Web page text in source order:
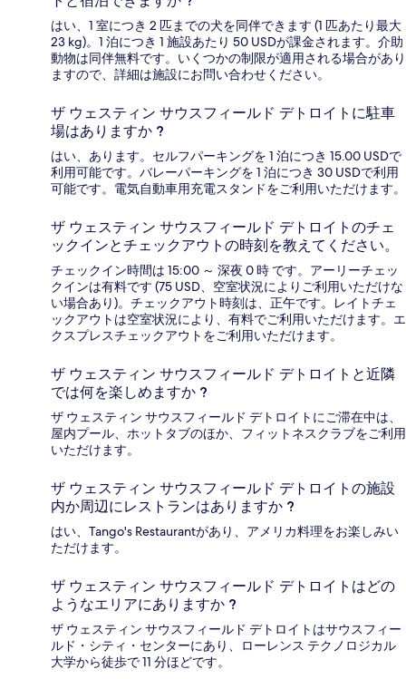
はい、1 室につき 2 匹までの犬を同伴できます (1 匹あたり最大
23 kg)。1 泊につき 1 施設あたり 50 USDが課金されます。介助
動物は同伴無料です。いくつかの制限が適用される場合があり
ますので、詳細は施設にお問い合わせください。
ザ ウェスティン サウスフィールド デトロイトに駐車
場はありますか ?
はい、あります。セルフパーキングを 1 泊につき 15.00 USDで
利用可能です。バレーパーキングを 1 泊につき 30 USDで利用
可能です。電気自動車用充電スタンドをご利用いただけます。
ザ ウェスティン サウスフィールド デトロイトのチェ
ックインとチェックアウトの時刻を教えてください。
チェックイン時間は 15:00 ～ 深夜 0 時 です。アーリーチェッ
クインは有料です (75 USD、空室状況によりご利用いただけな
い場合あり)。チェックアウト時刻は、正午です。レイトチェ
ックアウトは空室状況により、有料でご利用いただけます。エ
クスプレスチェックアウトをご利用いただけます。
ザ ウェスティン サウスフィールド デトロイトと近隣
では何を楽しめますか ?
ザ ウェスティン サウスフィールド デトロイトにご滞在中は、
屋内プール、ホットタブのほか、フィットネスクラブをご利用
いただけます。
ザ ウェスティン サウスフィールド デトロイトの施設
内か周辺にレストランはありますか ?
はい、Tango's Restaurantがあり、アメリカ料理をお楽しみい
ただけます。
ザ ウェスティン サウスフィールド デトロイトはどの
ようなエリアにありますか ?
ザ ウェスティン サウスフィールド デトロイトはサウスフィー
ルド・シティ・センターにあり、ローレンス テクノロジカル
大学から徒歩で 11 分ほどです。